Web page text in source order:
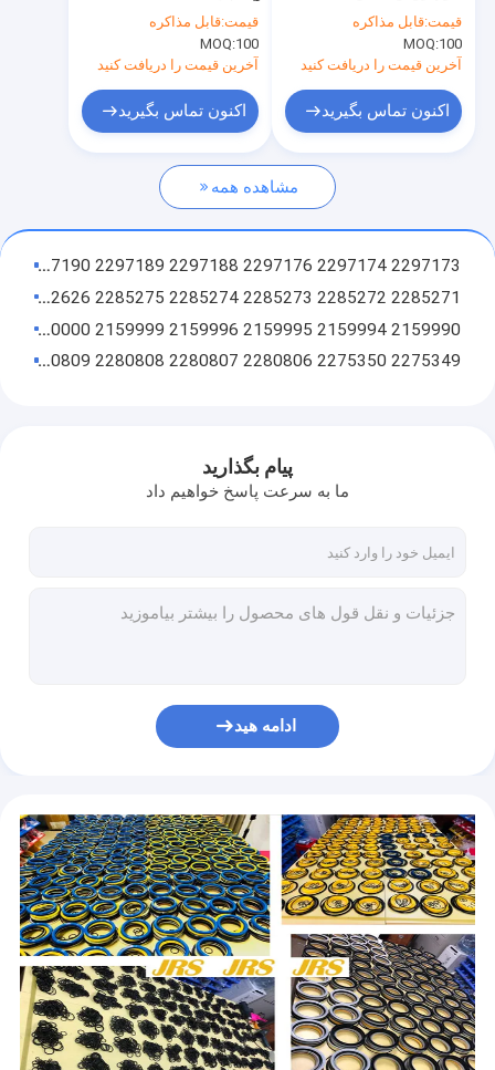
کیت های مهر و موم
کیت مهر شکن
کیت مهر و موم مشترک مرکزی
کیت مهر و موم موتور چرخشی
کیت مهر و موم روغن هیدرولیک
روغن تقویت شده برای
کیت سیلندر هیدرولیک
میله پیستون مهر و موم
قیمت:قابل مذاکره
MOQ:100
آخرین قیمت را دریافت کنید
اکنون تماس بگیرید
استفاده از WEAR RING
WR
قیمت:قابل مذاکره
MOQ:100
آخرین قیمت را دریافت کنید
اکنون تماس بگیرید
مشاهده همه
2297173 2297174 2297176 2297188 2297189 2297190 2297191 2297194 2304001 2309357 2310898 232315021 2310898 232315021
2285271 2285272 2285273 2285274 2285275 2292626 2292758 2292759 2292968 2293635 2293636 2293635 2293635 2293636 2293635
2159990 2159994 2159995 2159996 2159999 2160000 2170208 2171007 2179894 2222376 2235944 2235944 22325246 22352525
2275349 2275350 2280806 2280807 2280808 2280809 2281775 2281776 2281778 2281779 2281780 2281780 2281775 2281778 2281779 2281780 2281775
2435798 2435799 2435800 2435801 2435802 2435803 2435804 2435805 2435806 2435808 2435809 2435809 2435804 2435805
2422545 2422546 2422547 2422548 2422549 2422550 2422551 2422552 2422553 2422554 2422555 2422555 24222255 24222555
مهر و موم پیستونی PTFE SPN SPG SPNO با حلقه NBR مربعی برای آب بند چرخشی هیدرولیک Roi بیل مکانیکی، اتصال مرکز بیل مکانیکی
3E4245 3E4246 3E4278 4W2186 8C9185 3E4247 4J9822 3E4248 3E4249 3E4279 8C9170 3E4250 5J7004 14815 1449
7J2032 4T0529 3E4259 5J7854 8C9164 8T8236 3E4258 5J5402 9J9872 8C9160 8T8227 8T8230 1656886 1656882 3E474 1656860
4T8588 8T8245 8T8248 8C5215 9X7542 3E4262 8T8242 4T5172 9X4551 3E4261 5J4987 7J2032 5J5020 6J5020 6J978 6J976
پیام بگذارید
ما به سرعت پاسخ خواهیم داد
ادامه هید